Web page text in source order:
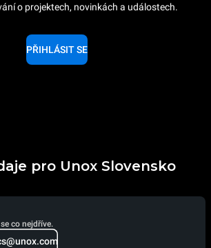
o projektech, novinkách a událostech.
PŘIHLÁSIT SE
pro Unox Slovensko
co nejdříve.